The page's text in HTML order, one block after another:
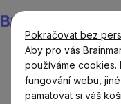
Pokračovat bez
Aby pro vás
používáme cookies.
fungování webu,
pamatovat si váš
na
obsah
Doplňky stravy a